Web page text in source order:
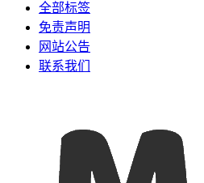
全部标签
免责声明
网站公告
联系我们